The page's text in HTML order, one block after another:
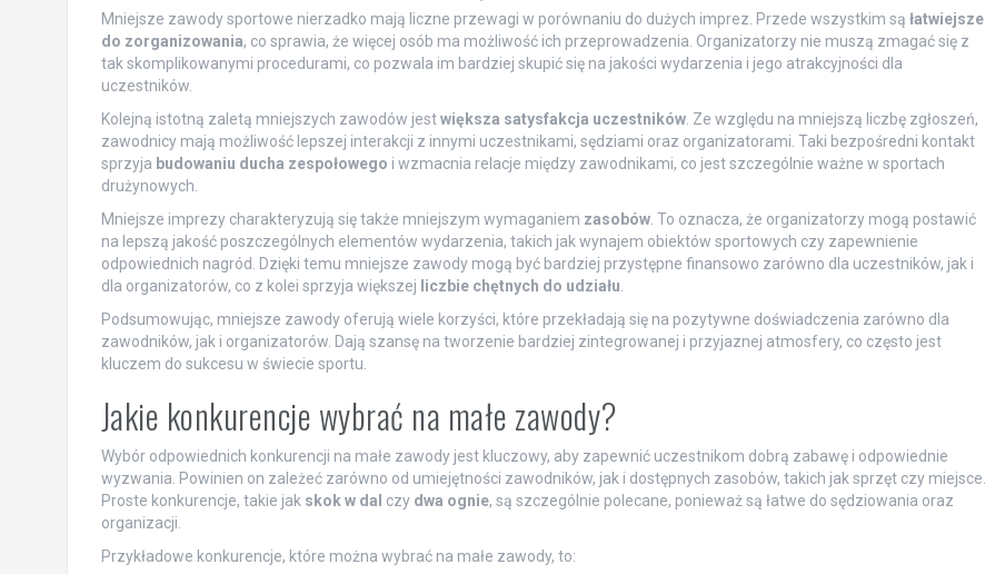
Mniejsze zawody sportowe nierzadko mają liczne przewagi w porównaniu do dużych imprez. Przede wszystkim są łatwiejsze
do zorganizowania, co sprawia, że więcej osób ma możliwość ich przeprowadzenia. Organizatorzy nie muszą zmagać się z
tak skomplikowanymi procedurami, co pozwala im bardziej skupić się na jakości wydarzenia i jego atrakcyjności dla
uczestników.
Kolejną istotną zaletą mniejszych zawodów jestwiększa satysfakcja uczestników. Ze względu na mniejszą liczbę zgłoszeń,
zawodnicy mają możliwość lepszej interakcji z innymi uczestnikami, sędziami oraz organizatorami. Taki bezpośredni kontakt
sprzyja budowaniu ducha zespołowego i wzmacnia relacje między zawodnikami, co jest szczególnie ważne w sportach
drużynowych.
Mniejsze imprezy charakteryzują się także mniejszym wymaganiem zasobów. To oznacza, że organizatorzy mogą postawić
na lepszą jakość poszczególnych elementów wydarzenia, takich jak wynajem obiektów sportowych czy zapewnienie
odpowiednich nagród. Dzięki temu mniejsze zawody mogą być bardziej przystępne finansowo zarówno dla uczestników, jak i
dla organizatorów, co z kolei sprzyja większej liczbie chętnych do udziału
Podsumowując, mniejsze zawody oferują wiele korzyści, które przekładają się na pozytywne doświadczenia zarówno dla
zawodników, jak i organizatorów. Dają szansę na tworzenie bardziej zintegrowanej i przyjaznej atmosfery, co często jest
kluczem do sukcesu w świecie sportu.
Jakie konkurencje wybrać na małe zawody?
Wybór odpowiednich konkurencji na małe zawody jest kluczowy, aby zapewnić uczestnikom dobrą zabawę i odpowiednie
wyzwania. Powinien on zależeć zarówno od umiejętności zawodników, jak i dostępnych zasobów, takich jak sprzęt czy miejsce.
Proste konkurencje, takie jak skok w dal czy dwa ognie, są szczególnie polecane, ponieważ są łatwe do sędziowania oraz
organizacji.
Przykładowe konkurencje, które można wybrać na małe zawody, to: